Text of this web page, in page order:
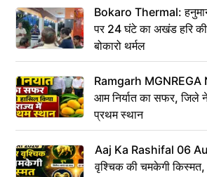
Bokaro Thermal: हनुमान
पर 24 घंटे का अखंड हरि
बोकारो थर्मल
Ramgarh MGNREGA
आम निर्यात का सफर, जिले
प्रथम स्थान
Aaj Ka Rashifal 06
वृश्चिक की चमकेगी किस्मत,